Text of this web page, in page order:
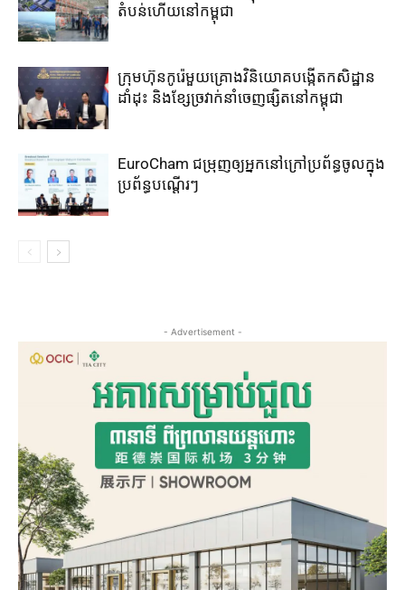
តំបន់​ហើយ​នៅ​កម្ពុជា
ក្រុមហ៊ុន​កូរ៉េ​មួយគ្រោង​វិនិយោគ​បង្កើត​កសិដ្ឋាន​
ដាំដុះ​ និង​ខ្សែ​ច្រវាក់​នាំ​ចេញ​ផ្សិត​នៅ​កម្ពុជា​
EuroCham ជម្រុញឲ្យអ្នកនៅក្រៅប្រព័ន្ធចូលក្នុង
ប្រព័ន្ធបណ្តើរៗ
- Advertisement -